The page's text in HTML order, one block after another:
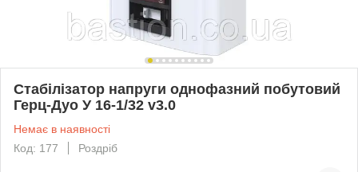
Стабілізатор напруги однофазний побутовий
Герц-Дуо У 16-1/32 v3.0
Немає в наявності
Код: 177
Роздріб